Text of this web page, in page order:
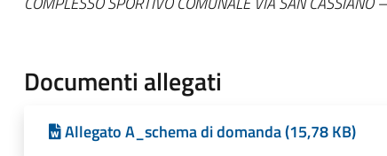
Documenti allegati
Allegato A_schema di domanda (15,78 KB)